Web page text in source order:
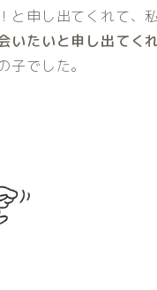
と申し出てくれて、
いたいと申し出てく
でした。